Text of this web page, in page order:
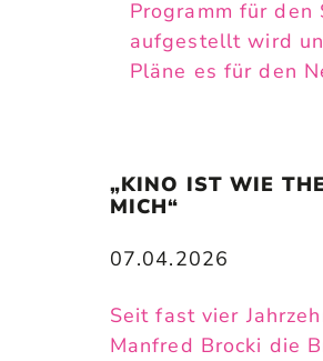
Programm für den
aufgestellt wird
Pläne es für den
„KINO IST WIE
MICH“
07.04.2026
Seit fast vier
Manfred Brocki die